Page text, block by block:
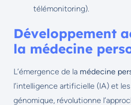
télémonitoring).
Développement
la médecine
L’émergence de la médecine
l’intelligence artificielle (IA) et
génomique, révolutionne